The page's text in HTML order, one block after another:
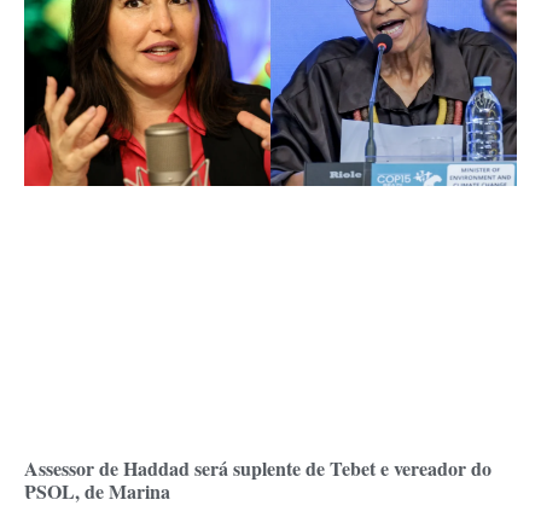
Assessor de Haddad será suplente de Tebet e vereador do
PSOL, de Marina